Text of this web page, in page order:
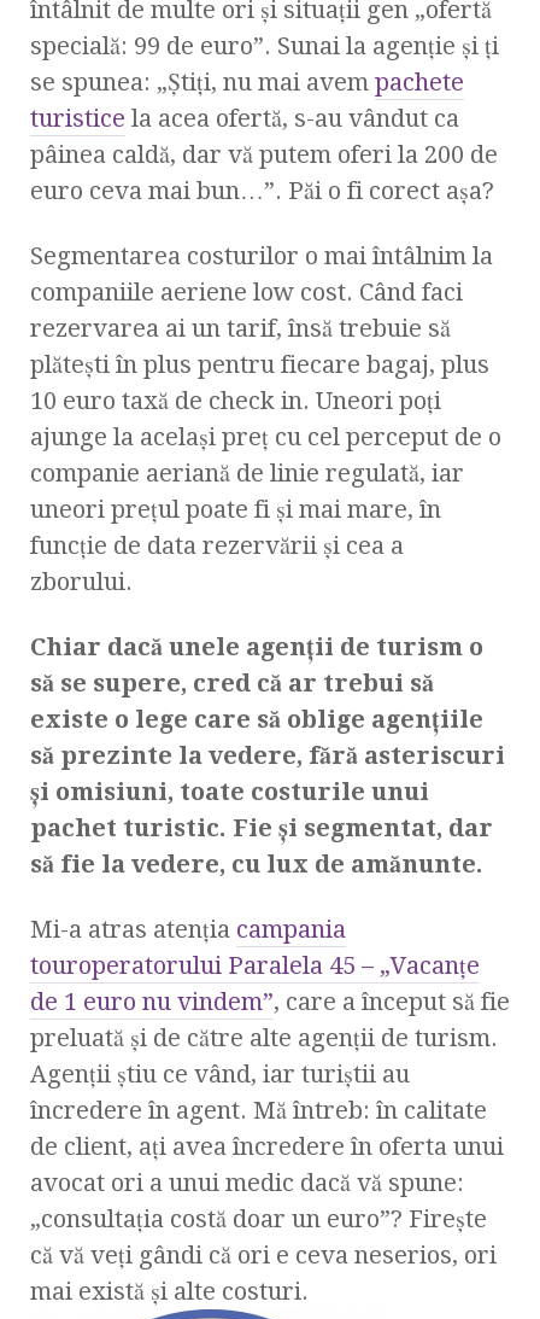
întâlnit de multe ori şi situaţii gen „ofertă
specială: 99 de euro”. Sunai la agenţie şi ţi
se spunea: „Ştiţi, nu mai avem pachete
turistice la acea ofertă, s-au vândut ca
pâinea caldă, dar vă putem oferi la 200 de
euro ceva mai bun…”. Păi o fi corect aşa?
Segmentarea costurilor o mai întâlnim la
companiile aeriene low cost. Când faci
rezervarea ai un tarif, însă trebuie să
plăteşti în plus pentru fiecare bagaj, plus
10 euro taxă de check in. Uneori poţi
ajunge la acelaşi preţ cu cel perceput de o
companie aeriană de linie regulată, iar
uneori preţul poate fi şi mai mare, în
funcţie de data rezervării şi cea a
zborului.
Chiar dacă unele agenţii de turism o
să se supere, cred că ar trebui să
existe o lege care să oblige agenţiile
să prezinte la vedere, fără asteriscuri
şi omisiuni, toate costurile unui
pachet turistic. Fie şi segmentat, dar
să fie la vedere, cu lux de amănunte.
Mi-a atras atenţia campania
touroperatorului Paralela 45 – „Vacanţe
de 1 euro nu vindem”, care a început să fie
preluată şi de către alte agenţii de turism.
Agenţii ştiu ce vând, iar turiştii au
încredere în agent. Mă întreb: în calitate
de client, aţi avea încredere în oferta unui
avocat ori a unui medic dacă vă spune:
„consultaţia costă doar un euro”? Fireşte
că vă veţi gândi că ori e ceva neserios, ori
mai există şi alte costuri.